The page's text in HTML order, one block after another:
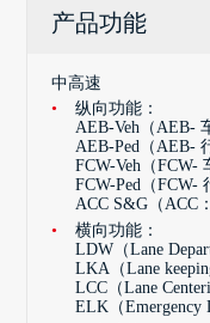
产品功能
中高速
纵向功能：
AEB-Veh（AEB-
AEB-Ped（AEB-
FCW-Veh（
FCW-Ped（
ACC S&G（ACC
横向功能：
LDW（Lane
LKA（Lane
LCC（Lane
ELK（Emergency